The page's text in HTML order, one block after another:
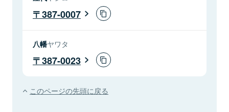
387-0007
八幡ヤワタ
387-0023
このページの先頭に戻る